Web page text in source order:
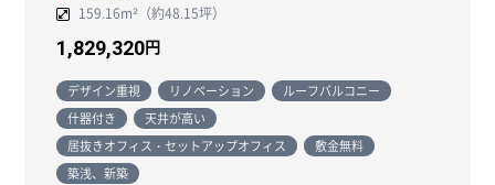
159.16m²（約48.15坪）
1,829,320円
デザイン重視 リノベーション
ルーフバルコニー
什器付き
天井が高い
居抜きオフィス・セットアップオフィス
敷金無料
築浅、新築